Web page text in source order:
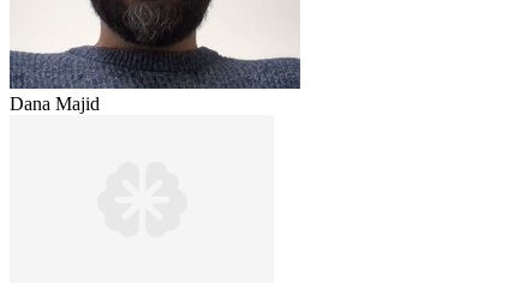
Dana Majid